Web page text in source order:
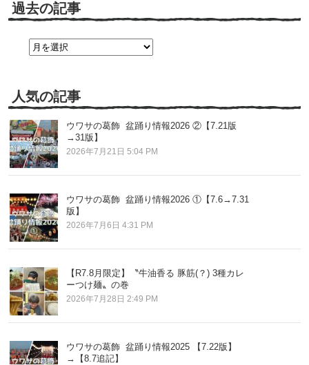
過去の記事
人気の記事
ウワサの葛飾 盆踊り情報2026 ②【7.21版
→31版】
2026年7月21日 5:04 PM
ウワサの葛飾 盆踊り情報2026 ①【7.6→7.31
版】
2026年7月6日 4:31 PM
【R7.8月限定】〝牛油香る 豚筋(？) 3種カレ
ーつけ麺〟の巻
2026年7月28日 2:49 PM
ウワサの葛飾 盆踊り情報2025 【7.22版】
→【8.7追記】